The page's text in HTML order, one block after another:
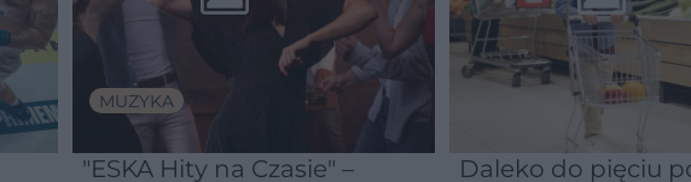
MUZYKA
"ESKA Hity na Czasie" – Daleko do pięciu